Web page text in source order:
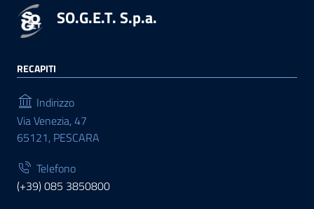
SO.G.E.T. S.p.a.
RECAPITI
Indirizzo
Via Venezia, 47
65121, PESCARA
Telefono
(+39) 085 3850800